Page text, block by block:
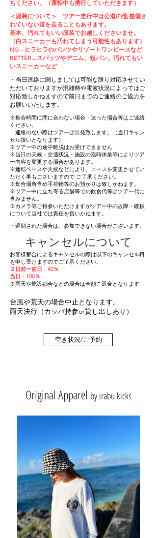
ちください。（運転中も携行していただきます）
＜服装について＞ ツアー走行中は公道の他 整備さ
れていない道を走ることもあります。
基本、汚れてもいい服装でお越しくださいませ。
（白スニーカーも汚れてしまう可能性もあります）
NG→ヒラヒラのパンツやリゾートワンピースなど
BETTER→スパッツやデニム、短パン。汚れてもい
いスニーカーなど
・​当日連絡に関しましては可能な限り対応させてい
ただいておりますが混雑時や電波状況によってはご
対応致しかねますので前日までのご連絡のご協力を
お願いいたします。
※集合時間に間に合わない場合・迷った場合等はご連絡
ください。
連絡のない際はツアーは出発致します。（当日キャン
セル扱いとなります）
※ツアー中の途中離脱はお受けできません
※当日の天候・交通状況・施設の臨時休業等によりツア
ー内容を変更する場合があります。
※運転ペースや天候などにより、コースを変更させてい
ただく事もございますので ご了承ください。
※集合場所含め手荷物等のお預かりは致しかねます。
※ツアー中に立ち寄る店舗等での飲食代等はツアー代に
含みません。
※カメラ等ご持参いただけますがツアー中の故障・破損
について当社では責任を負いかねます。
・遅刻された場合は、参加できない場合がございます。
キャンセルについて
お客様都合によるキャンセルの際は以下のキャンセル料
を申し受けますのでご了承ください。
２日前〜前日 ： 40％
当日 ： 100％
※雨天や施設都合などの場合は全額ご返金となります
台風や荒天の場合中止となります。
雨天決行（カッパ持参or貸し出しあり）
空き状況/ご予約
Original A​pparel by irabu kicks